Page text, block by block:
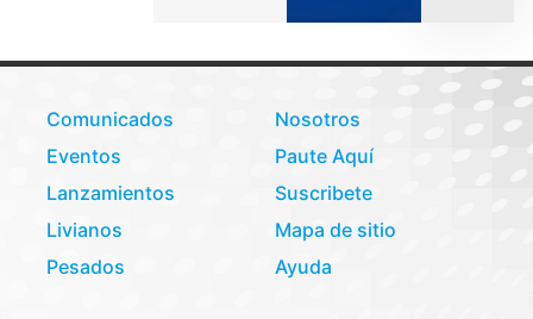
Comunicados
Eventos
Lanzamientos
Livianos
Pesados
Nosotros
Paute Aquí
Suscribete
Mapa de sitio
Ayuda